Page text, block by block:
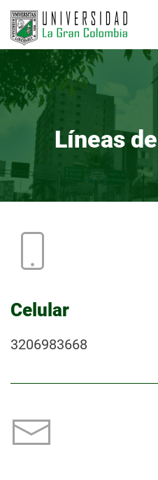
Líneas
Celular
3206983668